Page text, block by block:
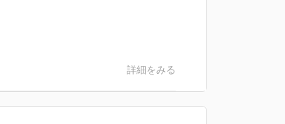
詳細をみる